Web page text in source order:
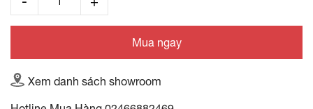
Mua ngay
Xem danh sách showroom